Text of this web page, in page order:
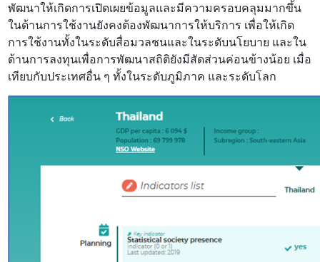
พัฒนาให้เกิดการเปิดเผยข้อมูลและมีความครอบคลุมมากขึ้น
ในด้านการใช้งานยังคงต้องพัฒนาการให้บริการ เพื่อให้เกิด
การใช้งานทั้งในระดับสื่อมวลชนและในระดับนโยบาย และใน
ด้านการลงทุนเพื่อการพัฒนาสถิติยังมีสัดส่วนค่อนข้างน้อย เมื่อ
เทียบกับประเทศอื่น ๆ ทั้งในระดับภูมิภาค และระดับโลก